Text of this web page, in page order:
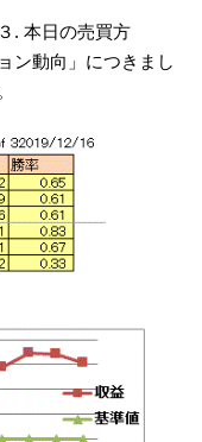
. 本日の売買方
ン動向」につきまし